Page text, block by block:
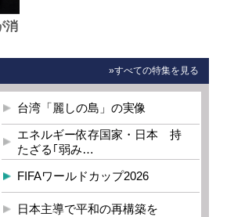
消
»すべての特集を見る
台湾「麗しの島」の実像
エネルギー依存国家・日本 持
たざる｢弱み…
FIFAワールドカップ2026
日本主導で平和の再構築を